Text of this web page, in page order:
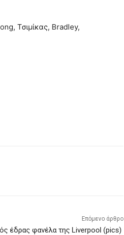
Τσιμίκας, Bradley,
Επόμενο άρθρο
έδρας φανέλα της Liverpool (pics)